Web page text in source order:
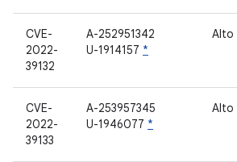
CVE-
2022-
39132
A-252951342
U-1914157 *
Alto
CVE-
2022-
39133
A-253957345
U-1946077 *
Alto